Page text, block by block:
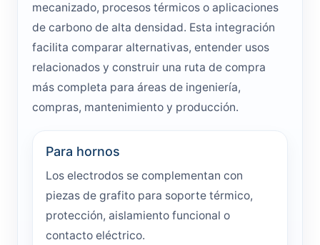
mecanizado, procesos térmicos o aplicaciones
de carbono de alta densidad. Esta integración
facilita comparar alternativas, entender usos
relacionados y construir una ruta de compra
más completa para áreas de ingeniería,
compras, mantenimiento y producción.
Para hornos
Los electrodos se complementan con
piezas de grafito para soporte térmico,
protección, aislamiento funcional o
contacto eléctrico.